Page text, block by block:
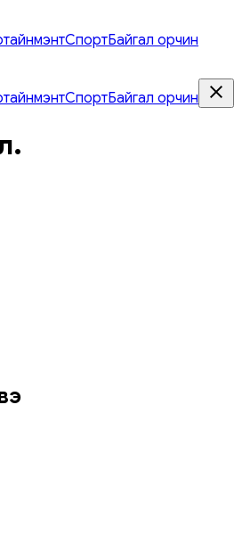
СпортБайгал орчин
СпортБайгал орчин